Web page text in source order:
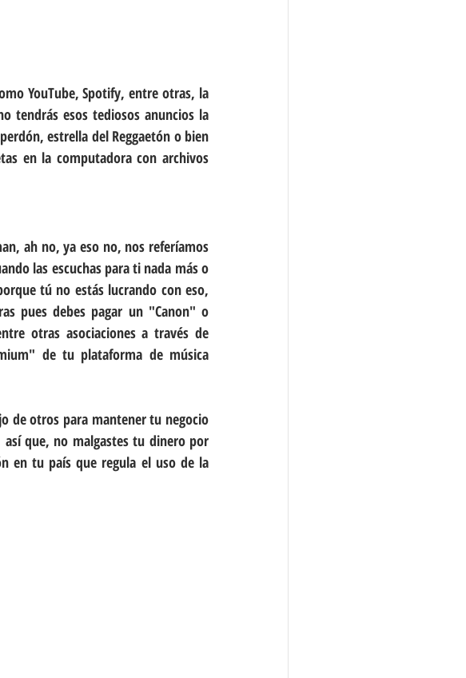
YouTube, Spotify, entre otras, la
tendrás esos tediosos anuncios la
estrella del Reggaetón o bien
en la computadora con archivos
ah no, ya eso no, nos referíamos
las escuchas para ti nada más o
tú no estás lucrando con eso,
pues debes pagar un "Canon" o
otras asociaciones a través de
de tu plataforma de música
de otros para mantener tu negocio
así que, no malgastes tu dinero por
en tu país que regula el uso de la